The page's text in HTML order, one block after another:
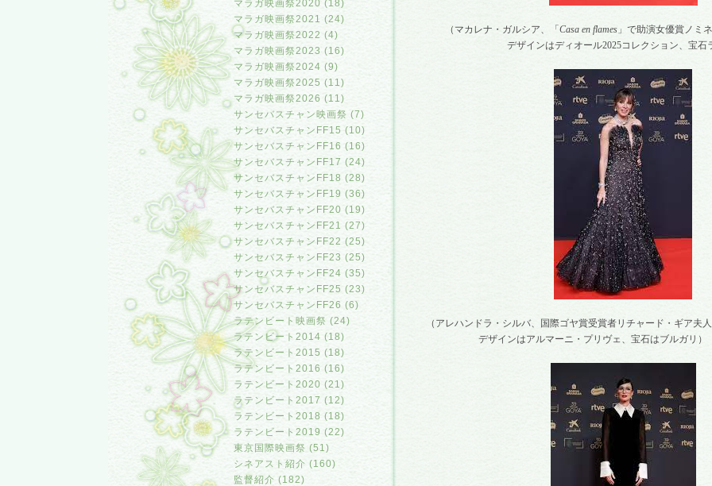
マラガ映画祭2020 (18)
マラガ映画祭2021 (24)
マラガ映画祭2022 (4)
マラガ映画祭2023 (16)
マラガ映画祭2024 (9)
マラガ映画祭2025 (11)
マラガ映画祭2026 (11)
サンセバスチャン映画祭 (7)
サンセバスチャンFF15 (10)
サンセバスチャンFF16 (16)
サンセバスチャンFF17 (24)
サンセバスチャンFF18 (28)
サンセバスチャンFF19 (36)
サンセバスチャンFF20 (19)
サンセバスチャンFF21 (27)
サンセバスチャンFF22 (25)
サンセバスチャンFF23 (25)
サンセバスチャンFF24 (35)
サンセバスチャンFF25 (23)
サンセバスチャンFF26 (6)
ラテンビート映画祭 (24)
ラテンビート2014 (18)
ラテンビート2015 (18)
ラテンビート2016 (16)
ラテンビート2020 (21)
ラテンビート2017 (12)
ラテンビート2018 (18)
ラテンビート2019 (22)
東京国際映画祭 (51)
シネアスト紹介 (160)
監督紹介 (182)
（マカレナ・ガルシア、「 Casa en flames」で助演女優賞ノミ
デザインはディオール2025コレクション、宝石
（アレハンドラ・シルバ、国際ゴヤ賞受賞者リチャード・ギア夫
デザインはアルマーニ・プリヴェ、宝石はブルガリ）